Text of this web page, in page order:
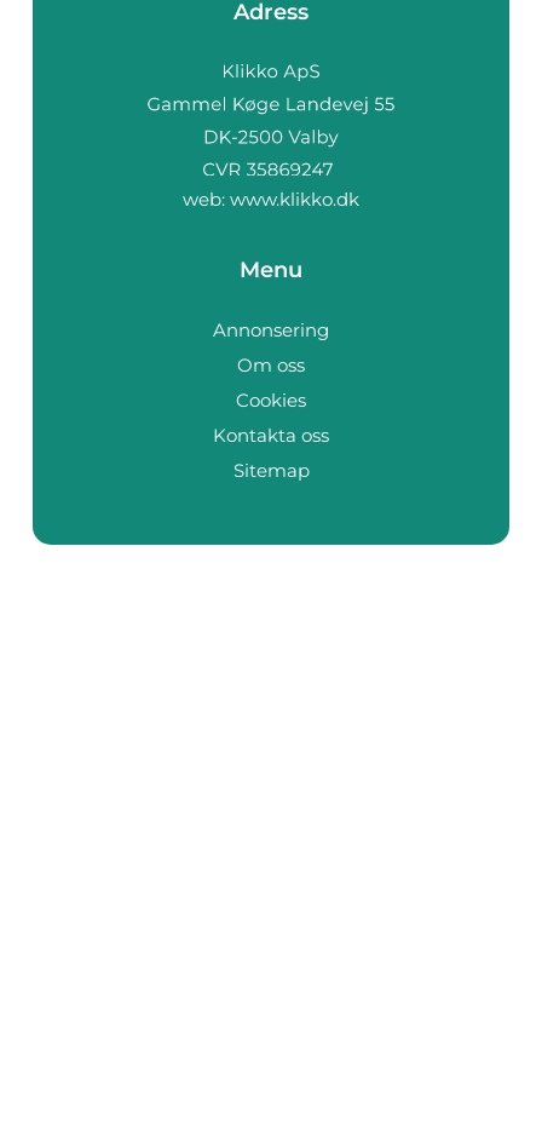
Adress
web: www.klikko.dk
Menu
Annonsering
Om oss
Cookies
Kontakta oss
Sitemap